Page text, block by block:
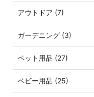
アウトドア (7)
ガーデニング (3)
ペット用品 (27)
ベビー用品 (25)